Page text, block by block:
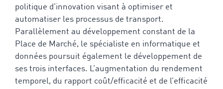
politique d’innovation visant à optimiser et
automatiser les processus de transport.
Parallèlement au développement constant de la
Place de Marché, le spécialiste en informatique et
données poursuit également le développement de
ses trois interfaces. L’augmentation du rendement
temporel, du rapport coût/efficacité et de l’efficacité